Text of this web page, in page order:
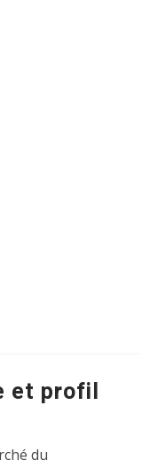
et profil
du